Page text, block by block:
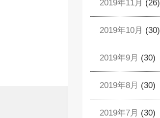
2019年11月 (26)
2019年10月 (30)
2019年9月 (30)
2019年8月 (30)
2019年7月 (30)